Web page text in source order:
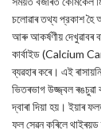
চলোৱাৰ তথ্য প্রকাশ হৈ
আৰু আকর্ষণীয় দেখুৱাবৰ
কার্বাইড (Calcium
ব্যৱহাৰ কৰে। এই
ভিতৰভাগ উজ্জ্বল ৰঙচুৱা
দ্বাৰা দিয়া হয়। ইয়াৰ
ফল সেৱন কৰিলে থাইৰয়ড